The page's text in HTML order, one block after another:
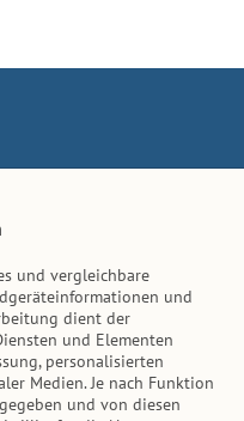
und vergleichbare
und
dient der
und Elementen
personalisierten
Medien. Je nach Funktion
und von diesen